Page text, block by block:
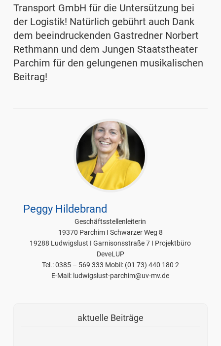
Transport GmbH für die Untersützung bei
der Logistik! Natürlich gebührt auch Dank
dem beeindruckenden Gastredner Norbert
Rethmann und dem Jungen Staatstheater
Parchim für den gelungenen musikalischen
Beitrag!
Peggy Hildebrand
Geschäftsstellenleiterin
19370 Parchim I Schwarzer Weg 8
19288 Ludwigslust I Garnisonsstraße 7 I Projektbüro
DeveLUP
Tel.: 0385 – 569 333 Mobil: (01 73) 440 180 2
E-Mail: ludwigslust-parchim@uv-mv.de
aktuelle Beiträge